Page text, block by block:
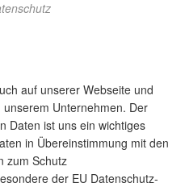
auf unserer Webseite und
Unternehmen. Der
Daten ist uns ein wichtiges
in Übereinstimmung mit den
zum Schutz
der EU Datenschutz-